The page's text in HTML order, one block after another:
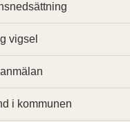
vigsel
i kommunen